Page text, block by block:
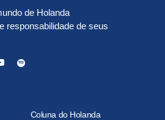
de Holanda
responsabilidade de seus
Coluna do Holanda